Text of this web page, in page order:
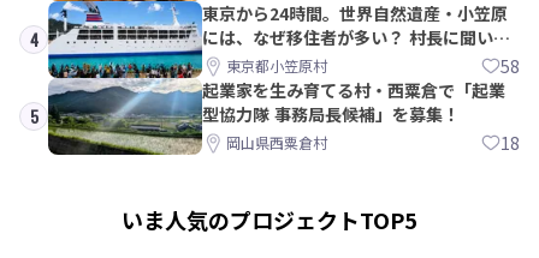
4
東京から24時間。世界自然遺産・小笠原
には、なぜ移住者が多い？ 村長に聞いて
みた東京都小笠原村 58
5
起業家を生み育てる村・西粟倉で「起業
型協力隊 事務局長候補」を募集！
岡山県西粟倉村 18
いま人気のプロジェクトTOP5